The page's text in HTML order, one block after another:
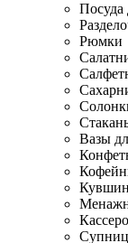
Посуда
Рюмки
Вазы